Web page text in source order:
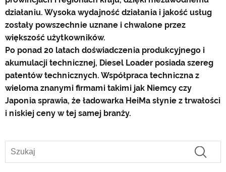
działaniu. Wysoka wydajność działania i jakość usług
zostały powszechnie uznane i chwalone przez
większość użytkowników.
Po ponad 20 latach doświadczenia produkcyjnego i
akumulacji technicznej, Diesel Loader posiada szereg
patentów technicznych. Współpraca techniczna z
wieloma znanymi firmami takimi jak Niemcy czy
Japonia sprawia, że ​​ładowarka HeiMa słynie z trwałości
i niskiej ceny w tej samej branży.